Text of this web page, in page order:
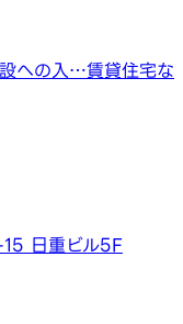
への入…賃貸住宅な
日重ビル5F